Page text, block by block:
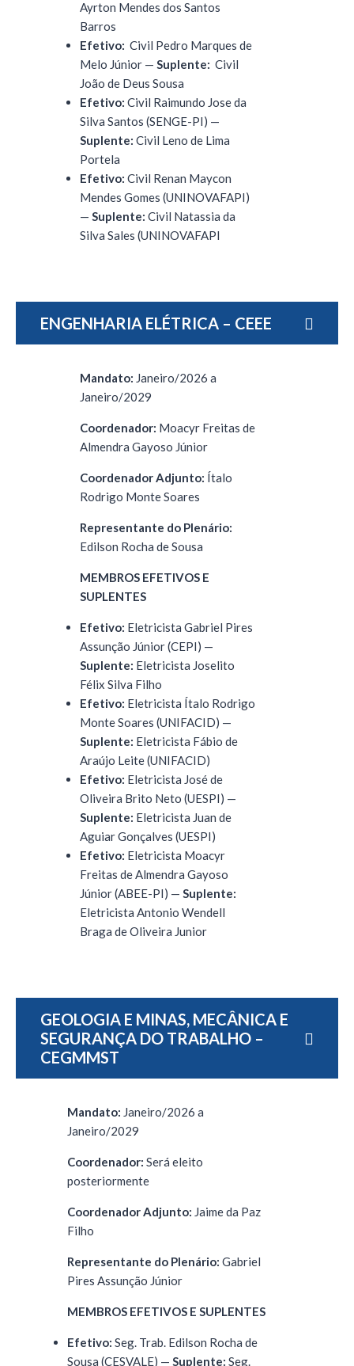
Ayrton Mendes dos Santos
Barros
Efetivo: Civil Pedro Marques de
Melo Júnior — Suplente: Civil
João de Deus Sousa
Efetivo: Civil Raimundo Jose da
Silva Santos (SENGE-PI) —
Suplente: Civil Leno de Lima
Portela
Efetivo: Civil Renan Maycon
Mendes Gomes (UNINOVAFAPI)
— Suplente: Civil Natassia da
Silva Sales (UNINOVAFAPI
ENGENHARIA ELÉTRICA – CEEE
Mandato: Janeiro/2026 a
Janeiro/2029
Coordenador: Moacyr Freitas de
Almendra Gayoso Júnior
Coordenador Adjunto: Ítalo
Rodrigo Monte Soares
Representante do Plenário:
Edilson Rocha de Sousa
MEMBROS EFETIVOS E
SUPLENTES
Efetivo: Eletricista Gabriel Pires
Assunção Júnior (CEPI) —
Suplente: Eletricista Joselito
Félix Silva Filho
Efetivo: Eletricista Ítalo Rodrigo
Monte Soares (UNIFACID) —
Suplente: Eletricista Fábio de
Araújo Leite (UNIFACID)
Efetivo: Eletricista José de
Oliveira Brito Neto (UESPI) —
Suplente: Eletricista Juan de
Aguiar Gonçalves (UESPI)
Efetivo: Eletricista Moacyr
Freitas de Almendra Gayoso
Júnior (ABEE-PI) — Suplente:
Eletricista Antonio Wendell
Braga de Oliveira Junior
GEOLOGIA E MINAS, MECÂNICA E
SEGURANÇA DO TRABALHO –
CEGMMST
Mandato: Janeiro/2026 a
Janeiro/2029
Coordenador: Será eleito
posteriormente
Coordenador Adjunto: Jaime da Paz
Filho
Representante do Plenário: Gabriel
Pires Assunção Júnior
MEMBROS EFETIVOS E SUPLENTES
Efetivo: Seg. Trab. Edilson Rocha de
Sousa (CESVALE) — Suplente: Seg.